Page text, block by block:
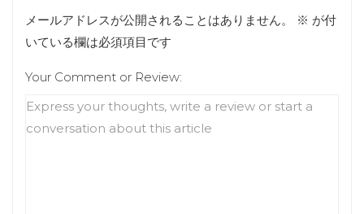
メールアドレスが公開されることはありません。 ※ が付
いている欄は必須項目です
Your Comment or Review: